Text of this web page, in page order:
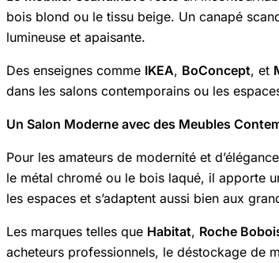
bois blond ou le tissu beige. Un canapé
lumineuse et apaisante.
Des enseignes comme IKEA, BoConcept, et
dans les salons contemporains ou les
Un Salon Moderne avec des Meubles
Pour les amateurs de modernité et
le métal chromé ou le bois laqué, il apporte
les espaces et s’adaptent aussi bien aux
Les marques telles que Habitat, Roche
acheteurs professionnels, le déstockage de